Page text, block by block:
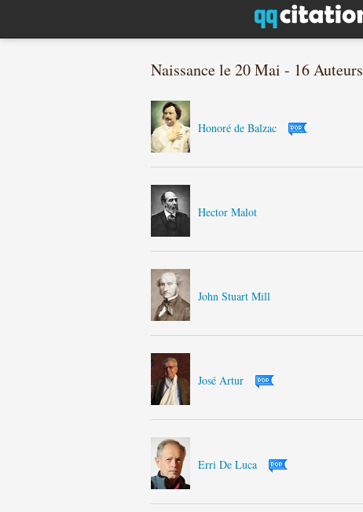
Naissance le 20 Mai - 16 Auteurs
Honoré de Balzac
Hector Malot
John Stuart Mill
José Artur
Erri De Luca